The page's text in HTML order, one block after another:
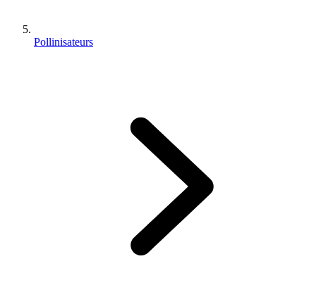
Pollinisateurs